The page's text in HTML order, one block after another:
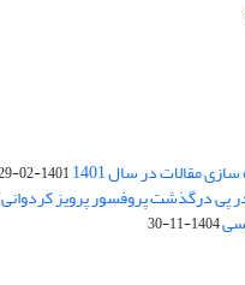
مقالات در سال 1401 1401-02-29
پی درگذشت پروفسور پرویز کردوانی
1404-11-30